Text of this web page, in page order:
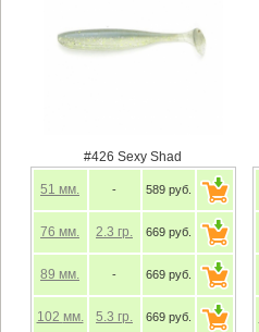
#426 Sexy Shad
51 мм. - 589 руб.
76 мм. 2.3 гр. 669 руб.
89 мм. - 669 руб.
102 мм. 5.3 гр. 669 руб.